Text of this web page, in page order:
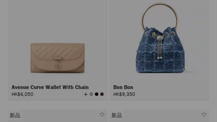
Avenue Curve Wallet With Chain
HK$6,050 查
看
Bon Bon
HK$9,350
新品 新品